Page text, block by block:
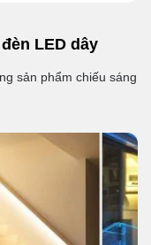
LED dây
sản phẩm chiếu sáng